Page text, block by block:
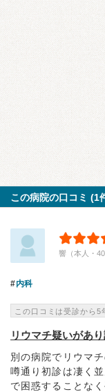
この病院の口コミ (1
響（本人・
内科
この口コミは受診から5
リウマチ疑いがあ
別の病院でリウマ
噂通り初診は凄く
で困惑することな